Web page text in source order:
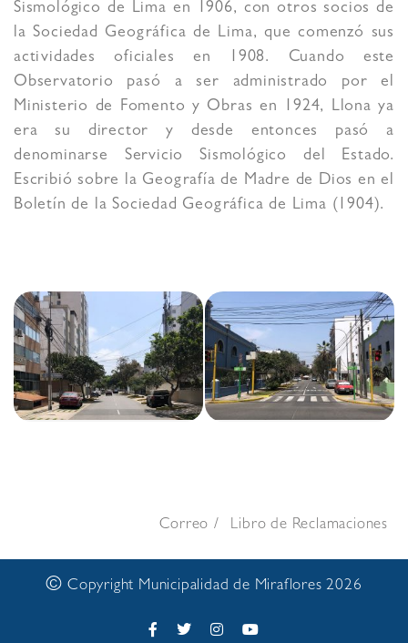
Sismológico de Lima en 1906, con otros socios de
la Sociedad Geográfica de Lima, que comenzó sus
actividades oficiales en 1908. Cuando este
Observatorio pasó a ser administrado por el
Ministerio de Fomento y Obras en 1924, Llona ya
era su director y desde entonces pasó a
denominarse Servicio Sismológico del Estado.
Escribió sobre la Geografía de Madre de Dios en el
Boletín de la Sociedad Geográfica de Lima (1904).
Correo Libro de Reclamaciones
© Copyright Municipalidad de Miraflores 2026